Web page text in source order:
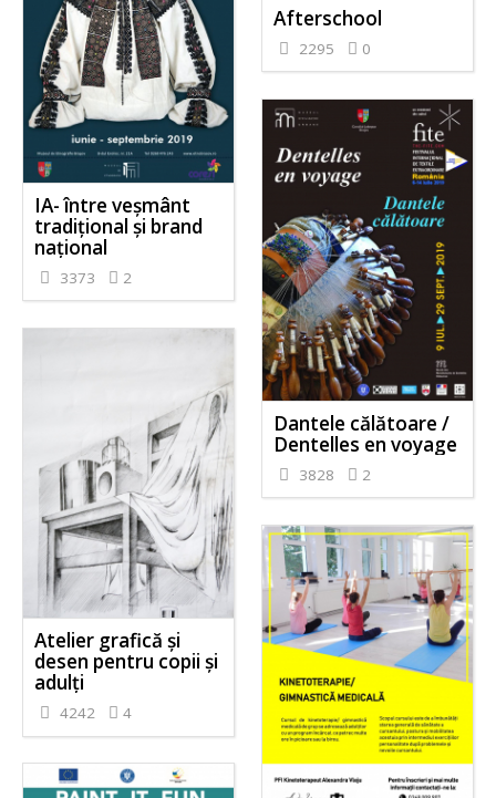
Afterschool
2295 0
IA- între veșmânt
tradițional și brand
național
3373 2
Dantele călătoare /
Dentelles en voyage
3828 2
Atelier grafică și
desen pentru copii și
adulți
4242 4